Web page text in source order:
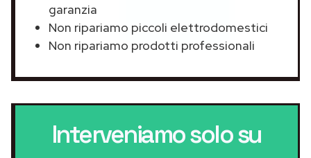
garanzia
Non ripariamo piccoli elettrodomestici
Non ripariamo prodotti professionali
Interveniamo solo su